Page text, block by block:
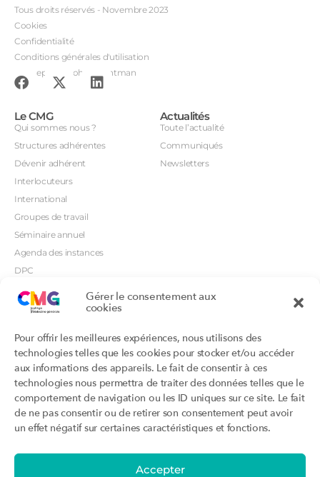
Gérer le consentement aux
cookies
Pour offrir les meilleures expériences, nous utilisons des
technologies telles que les cookies pour stocker et/ou accéder
aux informations des appareils. Le fait de consentir à ces
technologies nous permettra de traiter des données telles que le
comportement de navigation ou les ID uniques sur ce site. Le fait
de ne pas consentir ou de retirer son consentement peut avoir
un effet négatif sur certaines caractéristiques et fonctions.
Accepter
Tous droits réservés - Novembre 2023
Cookies
Confidentialité
Conditions générales d'utilisation
Conception : John Brightman
Le CMG
Qui sommes nous ?
Structures adhérentes
Dévenir adhérent
Interlocuteurs
International
Groupes de travail
Séminaire annuel
Agenda des instances
DPC
CSI
Orientations prioritaires
Actualités
Toute l’actualité
Communiqués
Newsletters
Productions
Productions du Collège
Productions des structures
adhérentes
Labellisation
Addictions et médecine générale
Et si c’était une maladie rare ?
Portails
Annuaire DU/DIU
Archimede.fr
Ebmfrance.net
Toutes les recos
Certificats-absurdes.fr
la contraception dite masculine